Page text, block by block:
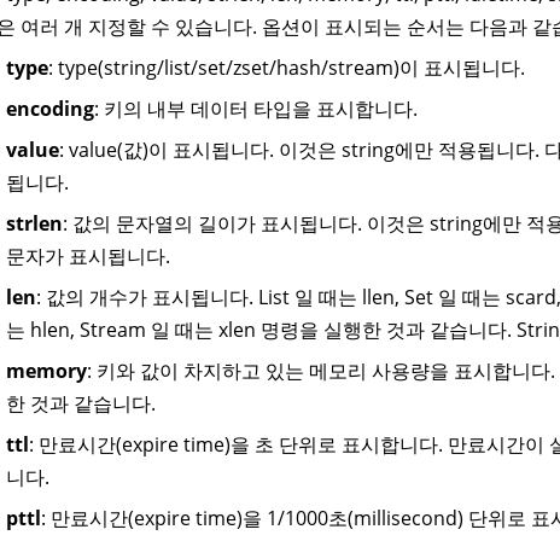
여러 개 지정할 수 있습니다. 옵션이 표시되는 순서는 다음과 같
type: type(string/list/set/zset/hash/stream)이 표시됩니다.
encoding: 키의 내부 데이터 타입을 표시합니다.
value: value(값)이 표시됩니다. 이것은 string에만 적용됩니다.
됩니다.
strlen: 값의 문자열의 길이가 표시됩니다. 이것은 string에만 적
문자가 표시됩니다.
len: 값의 개수가 표시됩니다. List 일 때는 llen, Set 일 때는
는 hlen, Stream 일 때는 xlen 명령을 실행한 것과 같습니다.
memory: 키와 값이 차지하고 있는 메모리 사용량을 표시합니
한 것과 같습니다.
ttl: 만료시간(expire time)을 초 단위로 표시합니다. 만료시간이
니다.
pttl: 만료시간(expire time)을 1/1000초(millisecond) 단위로 표